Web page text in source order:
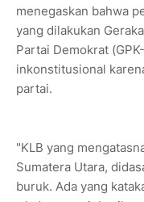
menegaskan bahwa
yang dilakukan
Partai Demokrat
inkonstitusional
partai.
"KLB yang
Sumatera Utara,
buruk. Ada yang